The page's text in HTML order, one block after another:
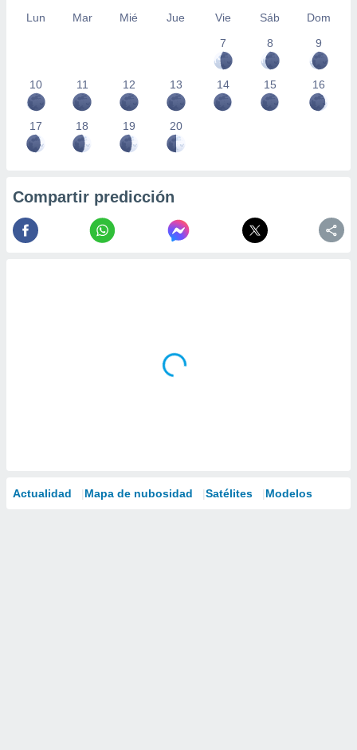
Lun Mar Mié Jue Vie Sáb
Dom
7
8 9
10 11 12 13 14 15 16
17 18 19 20
Compartir predicción
Actualidad Mapa de nubosidad Satélites Modelos